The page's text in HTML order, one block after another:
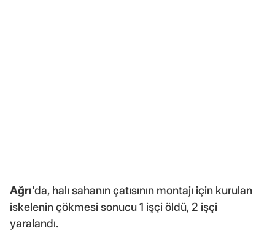
Ağrı'da, halı sahanın çatısının montajı için kurulan
iskelenin çökmesi sonucu 1 işçi öldü, 2 işçi
yaralandı.